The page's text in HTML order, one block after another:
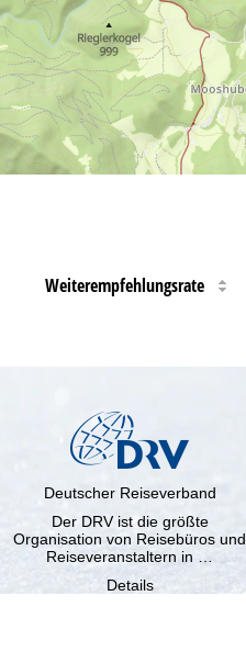
Weiterempfehlungsrate
Deutscher Reiseverband
Der DRV ist die größte
Organisation von Reisebüros und
Reiseveranstaltern in …
Details